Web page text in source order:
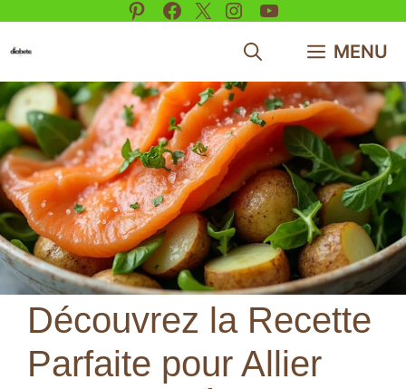
Pinterest
Facebook
X Instagram
YouTube
MENU
Découvrez la Recette
Parfaite pour Allier